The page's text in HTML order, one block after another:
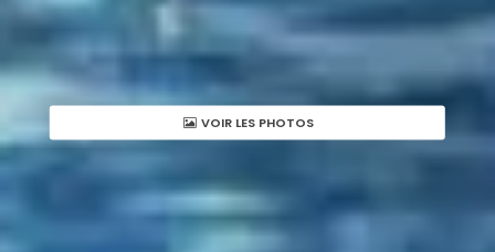
VOIR LES PHOTOS